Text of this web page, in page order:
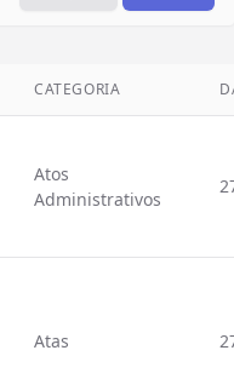
CATEGORIA
Atos
Administrativos
Atas